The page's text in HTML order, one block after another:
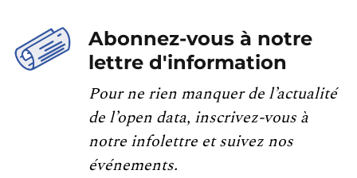
Abonnez-vous à notre
lettre d'information
Pour ne rien manquer de l’actualité
de l’open data, inscrivez-vous à
notre infolettre et suivez nos
événements.